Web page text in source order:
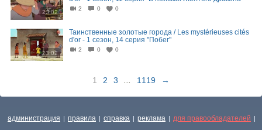
23:02
2 0 0
23:02
Таинственные золотые города / Les mystérieuses cités
d'or - 1 сезон, 14 серия "Побег"
2 0 0
1 2 3 1119 →
администрация | правила | справка | реклама | для правообладателей |